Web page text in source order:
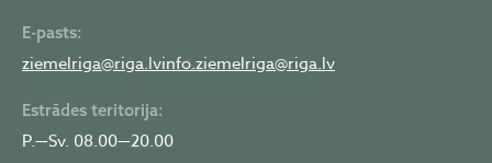
E-pasts:
ziemelriga@riga.lvinfo.ziemelriga@riga.lv
Estrādes teritorija:
P.—Sv. 08.00—20.00